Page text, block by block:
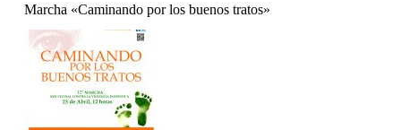
Marcha «Caminando por los buenos tratos»